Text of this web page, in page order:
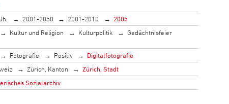
2001-2050 2001-2010
2005
Kultur und Religion Kulturpolitik
Gedächtnisfeier
Fotografie Positiv
Digitalfotografie
Zürich, Kanton
Zürich, Stadt
Sozialarchiv